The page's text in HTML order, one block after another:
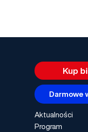
Kup
Darmowe
Aktualności
Program